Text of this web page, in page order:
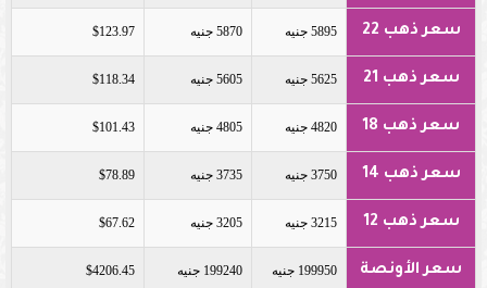
سعر ذهب 22 5895 جنيه 5870 جنيه $123.97
سعر ذهب 21 5625 جنيه 5605 جنيه $118.34
سعر ذهب 18 4820 جنيه 4805 جنيه $101.43
سعر ذهب 14 3750 جنيه 3735 جنيه $78.89
سعر ذهب 12 3215 جنيه 3205 جنيه $67.62
سعر الأونصة 199950 جنيه 199240 جنيه $4206.45